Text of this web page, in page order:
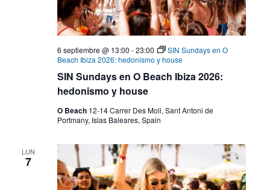
SIN Sundays en O Beach Ibiza 2026:
hedonismo y house
6 septiembre @ 13:00 -23:00
SIN Sundays en O
Beach Ibiza 2026: hedonismo y house
O Beach 12-14 Carrer Des Moli, Sant Antoni de
Portmany, Islas Baleares, Spain
LUN
7